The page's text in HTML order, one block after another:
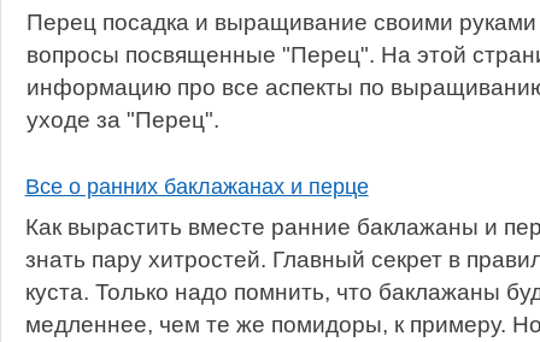
Перец посадка и выращивание своими
вопросы посвященные "Перец". На этой
информацию про все аспекты по
уходе за "Перец".
Все о ранних баклажанах и перце
Как вырастить вместе ранние баклажаны и
знать пару хитростей. Главный секрет в
куста. Только надо помнить, что баклажаны
медленнее, чем те же помидоры, к примеру.